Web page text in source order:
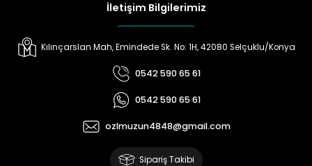
İletişim Bilgilerimiz
Kılınçarslan Mah, Emindede Sk. No: 1H, 42080 Selçuklu/Konya
0542 590 65 61
0542 590 65 61
ozlmuzun4848@gmail.com
Sipariş Takibi